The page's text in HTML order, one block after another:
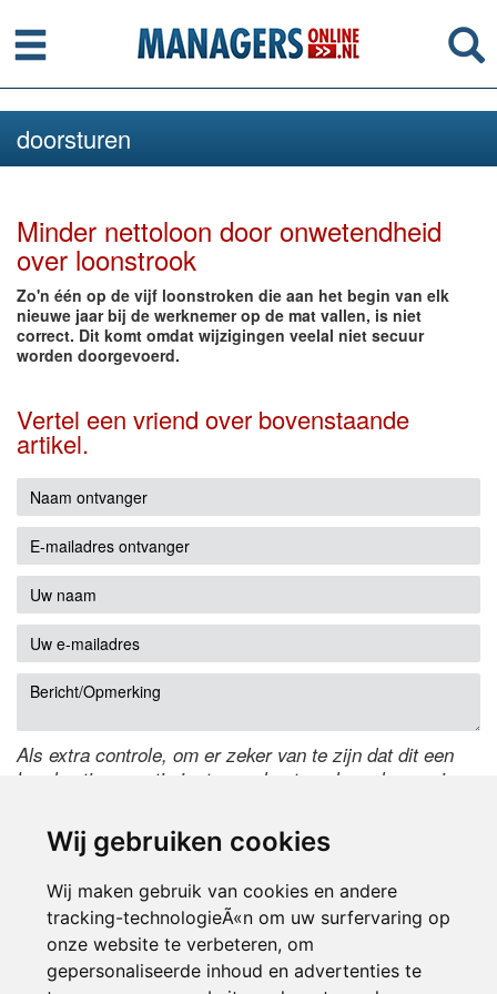
Wij gebruiken cookies
Wij maken gebruik van cookies en andere
tracking-technologieÃ«n om uw surfervaring op
onze website te verbeteren, om
gepersonaliseerde inhoud en advertenties te
Menu
doorsturen
Minder nettoloon door onwetendheid
over loonstrook
Zo'n één op de vijf loonstroken die aan het begin van elk
nieuwe jaar bij de werknemer op de mat vallen, is niet
correct. Dit komt omdat wijzigingen veelal niet secuur
worden doorgevoerd.
Vertel een vriend over bovenstaande
artikel.
Als extra controle, om er zeker van te zijn dat dit een
handmatige reactie is, typ onderstaande code over in
de code te wijzigen.